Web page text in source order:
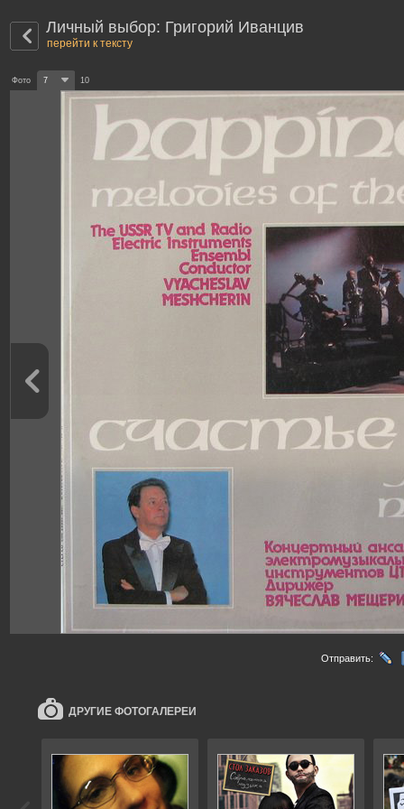
Личный выбор: Григорий Иванцив
перейти к тексту
Фото 7 10
Отправить:
ДРУГИЕ ФОТОГАЛЕРЕИ